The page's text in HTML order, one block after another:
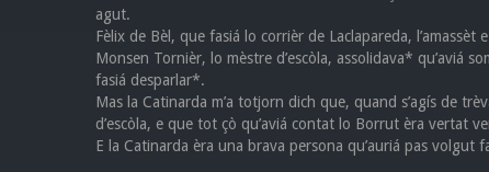
agut.
Fèlix de Bèl, que fasiá lo corrièr de Laclapareda,
Monsen Tornièr, lo mèstre d’escòla, assolidava* qu’aviá
fasiá desparlar*.
Mas la Catinarda m’a totjorn dich que, quand s’agís de
d’escòla, e que tot çò qu’aviá contat lo Borrut èra vertat
E la Catinarda èra una brava persona qu’auriá pas volgut